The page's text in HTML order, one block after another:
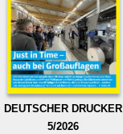
DEUTSCHER DRUCKER
5/2026